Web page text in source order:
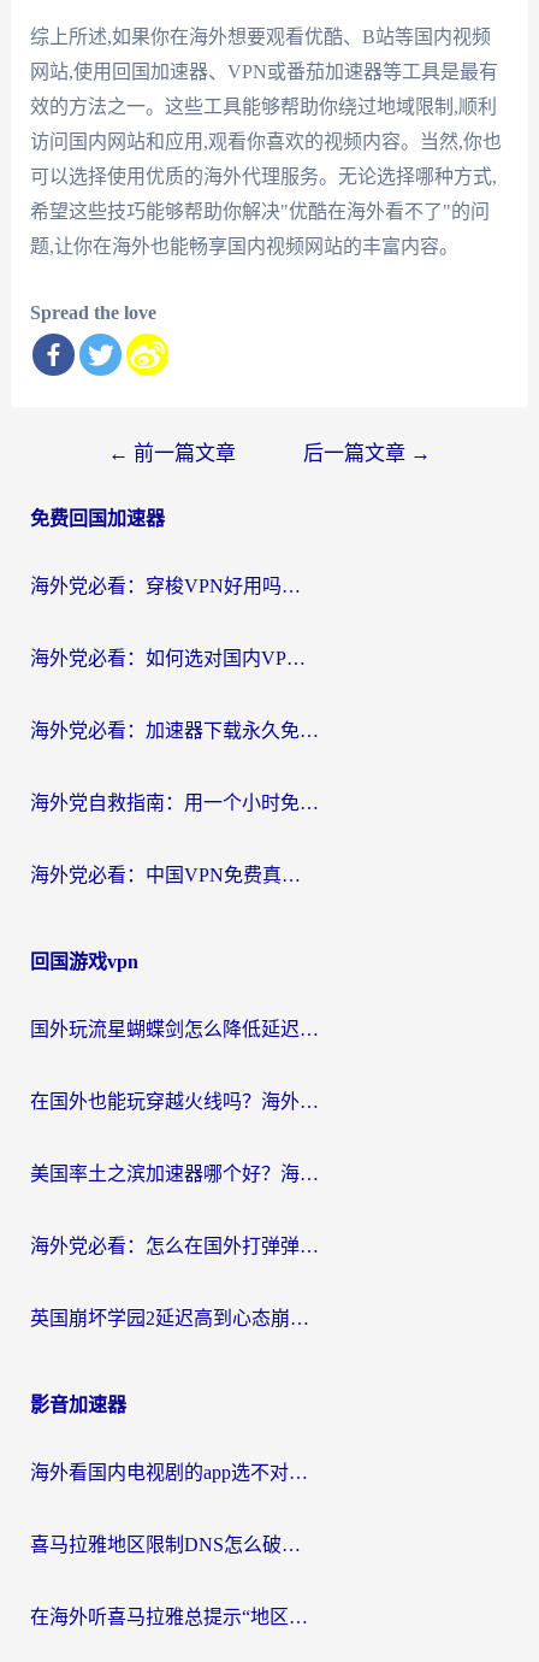
综上所述,如果你在海外想要观看优酷、B站等国内视频
网站,使用回国加速器、VPN或番茄加速器等工具是最有
效的方法之一。这些工具能够帮助你绕过地域限制,顺利
访问国内网站和应用,观看你喜欢的视频内容。当然,你也
可以选择使用优质的海外代理服务。无论选择哪种方式,
希望这些技巧能够帮助你解决"优酷在海外看不了"的问
题,让你在海外也能畅享国内视频网站的丰富内容。
Spread the love
导
← 前一篇文章 后一篇文章 →
免费回国加速器
海外党必看：穿梭VPN好用吗？和云帆VPN对比哪个回国效果更好？附真实测评+避坑指南
海外党必看：如何选对国内VPN，实现无缝访问国内资源？
海外党必看：加速器下载永久免费版真的存在吗？教你无缝访问国内资源的正确姿势
海外党自救指南：用一个小时免费加速器，轻松打破国内资源访问壁垒？
海外党必看：中国VPN免费真的靠谱吗？手把手教你选对回国加速器
回国游戏vpn
国外玩流星蝴蝶剑怎么降低延迟？海外党必看的加速秘籍（含欧洲鸣潮&彩虹岛优化攻略）
在国外也能玩穿越火线吗？海外玩家国服游戏畅玩终极指南
美国率土之滨加速器哪个好？海外党国服游戏畅玩终极指南（附多游戏解决方案）
海外党必看：怎么在国外打弹弹堂不卡？番茄加速器亲测指南
英国崩坏学园2延迟高到心态崩？海外党国服游戏加速终极指南
影音加速器
海外看国内电视剧的app选不对？这份回国加速器避坑指南帮你流畅追剧
喜马拉雅地区限制DNS怎么破？海外党听国内音乐听书的终极解决方案
在海外听喜马拉雅总提示“地区限制”？3步轻松解除+听国内音乐全攻略